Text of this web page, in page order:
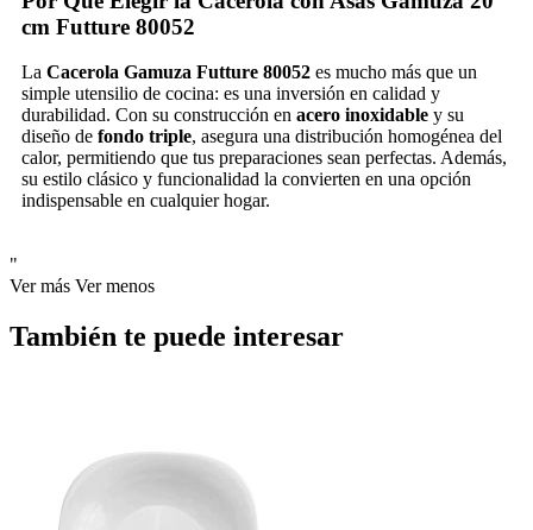
cm Futture 80052
La Cacerola Gamuza Futture 80052 es mucho más que un
simple utensilio de cocina: es una inversión en calidad y
durabilidad. Con su construcción en acero inoxidable y su
diseño de fondo triple, asegura una distribución homogénea del
calor, permitiendo que tus preparaciones sean perfectas. Además,
su estilo clásico y funcionalidad la convierten en una opción
indispensable en cualquier hogar.
"
Ver más Ver menos
También te puede interesar